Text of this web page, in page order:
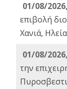
01/08/
επιβολή
Χανιά,
01/08/
την